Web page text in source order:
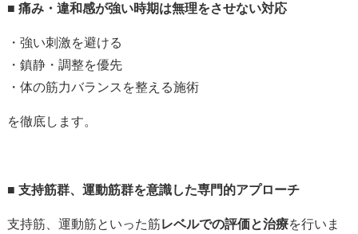
■ 痛み・違和感が強い時期は無理をさせない対応
・強い刺激を避ける
・鎮静・調整を優先
・体の筋力バランスを整える施術
を徹底します。
■ 支持筋群、運動筋群を意識した専門的アプローチ
支持筋、運動筋といった筋レベルでの評価と治療を行いま